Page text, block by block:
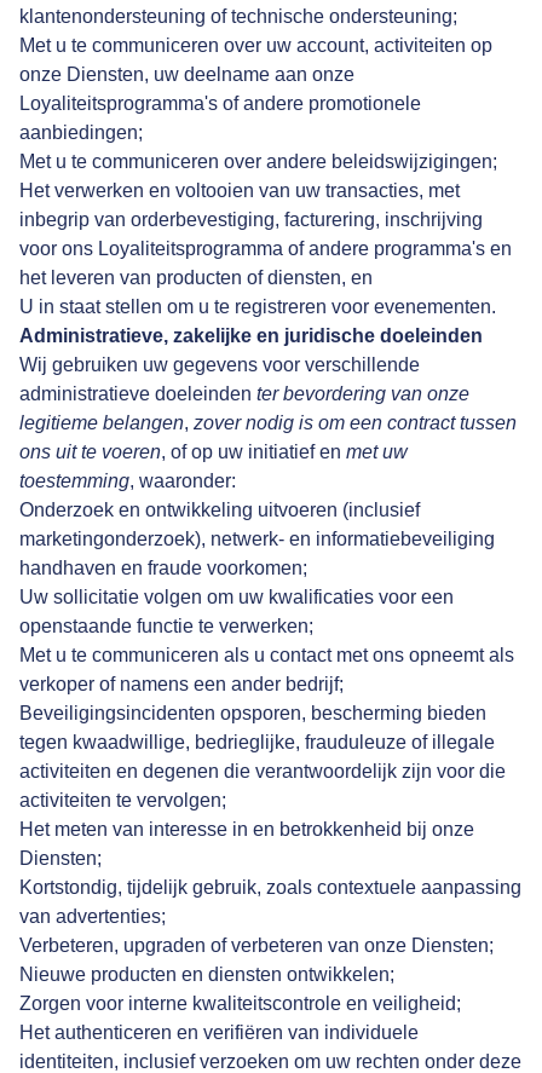
klantenondersteuning of technische ondersteuning;
Met u te communiceren over uw account, activiteiten op
onze Diensten, uw deelname aan onze
Loyaliteitsprogramma's of andere promotionele
aanbiedingen;
Met u te communiceren over andere beleidswijzigingen;
Het verwerken en voltooien van uw transacties, met
inbegrip van orderbevestiging, facturering, inschrijving
voor ons Loyaliteitsprogramma of andere programma's en
het leveren van producten of diensten, en
U in staat stellen om u te registreren voor evenementen.
Administratieve, zakelijke en juridische doeleinden
Wij gebruiken uw gegevens voor verschillende
administratieve doeleinden ter bevordering van onze
legitieme belangen, zover nodig is om een contract tussen
ons uit te voeren, of op uw initiatief en met uw
toestemming, waaronder:
Onderzoek en ontwikkeling uitvoeren (inclusief
marketingonderzoek), netwerk- en informatiebeveiliging
handhaven en fraude voorkomen;
Uw sollicitatie volgen om uw kwalificaties voor een
openstaande functie te verwerken;
Met u te communiceren als u contact met ons opneemt als
verkoper of namens een ander bedrijf;
Beveiligingsincidenten opsporen, bescherming bieden
tegen kwaadwillige, bedrieglijke, frauduleuze of illegale
activiteiten en degenen die verantwoordelijk zijn voor die
activiteiten te vervolgen;
Het meten van interesse in en betrokkenheid bij onze
Diensten;
Kortstondig, tijdelijk gebruik, zoals contextuele aanpassing
van advertenties;
Verbeteren, upgraden of verbeteren van onze Diensten;
Nieuwe producten en diensten ontwikkelen;
Zorgen voor interne kwaliteitscontrole en veiligheid;
Het authenticeren en verifiëren van individuele
identiteiten, inclusief verzoeken om uw rechten onder deze